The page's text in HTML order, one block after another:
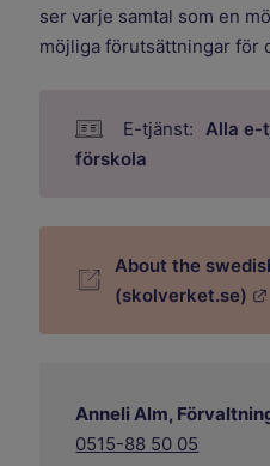
ser varje samtal som en
möjliga förutsättningar för
Alla e-
förskola
About the
(skolverket.se)
Anneli Alm,
0515-88 50 05